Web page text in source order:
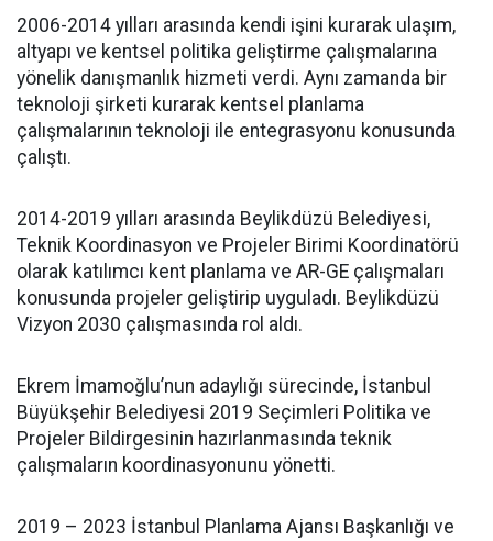
2006-2014 yılları arasında kendi işini kurarak ulaşım,
altyapı ve kentsel politika geliştirme çalışmalarına
yönelik danışmanlık hizmeti verdi. Aynı zamanda bir
teknoloji şirketi kurarak kentsel planlama
çalışmalarının teknoloji ile entegrasyonu konusunda
çalıştı.
2014-2019 yılları arasında Beylikdüzü Belediyesi,
Teknik Koordinasyon ve Projeler Birimi Koordinatörü
olarak katılımcı kent planlama ve AR-GE çalışmaları
konusunda projeler geliştirip uyguladı. Beylikdüzü
Vizyon 2030 çalışmasında rol aldı.
Ekrem İmamoğlu’nun adaylığı sürecinde, İstanbul
Büyükşehir Belediyesi 2019 Seçimleri Politika ve
Projeler Bildirgesinin hazırlanmasında teknik
çalışmaların koordinasyonunu yönetti.
2019 – 2023 İstanbul Planlama Ajansı Başkanlığı ve